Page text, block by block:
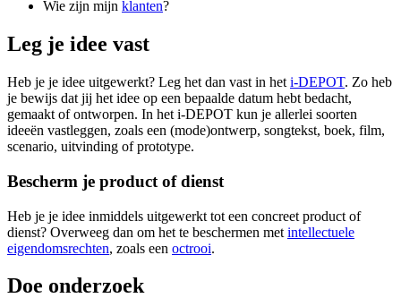
Wie zijn mijn klanten?
Leg je idee vast
Heb je je idee uitgewerkt? Leg het dan vast in het i-DEPOT. Zo heb
je bewijs dat jij het idee op een bepaalde datum hebt bedacht,
gemaakt of ontworpen. In het i-DEPOT kun je allerlei soorten
ideeën vastleggen, zoals een (mode)ontwerp, songtekst, boek, film,
scenario, uitvinding of prototype.
Bescherm je product of dienst
Heb je je idee inmiddels uitgewerkt tot een concreet product of
dienst? Overweeg dan om het te beschermen met intellectuele
eigendomsrechten, zoals een octrooi.
Doe onderzoek